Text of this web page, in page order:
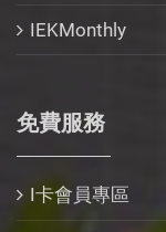
IEKMonthly
免費服務
I卡會員專區